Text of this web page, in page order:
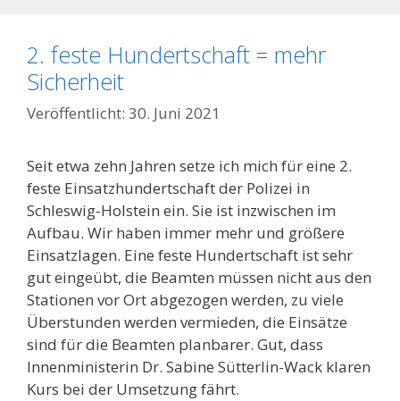
2. feste Hundertschaft = mehr
Sicherheit
30. Juni 2021
Seit etwa zehn Jahren setze ich mich für eine 2.
feste Einsatzhundertschaft der Polizei in
Schleswig-Holstein ein. Sie ist inzwischen im
Aufbau. Wir haben immer mehr und größere
Einsatzlagen. Eine feste Hundertschaft ist sehr
gut eingeübt, die Beamten müssen nicht aus den
Stationen vor Ort abgezogen werden, zu viele
Überstunden werden vermieden, die Einsätze
sind für die Beamten planbarer. Gut, dass
Innenministerin Dr. Sabine Sütterlin-Wack klaren
Kurs bei der Umsetzung fährt.